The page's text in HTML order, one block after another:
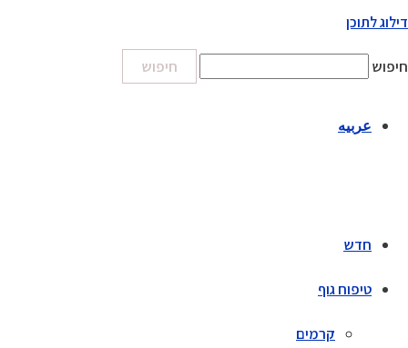
דילוג לתוכן
חיפוש חיפוש
عربيه
חדש
טיפוח גוף
קרמים